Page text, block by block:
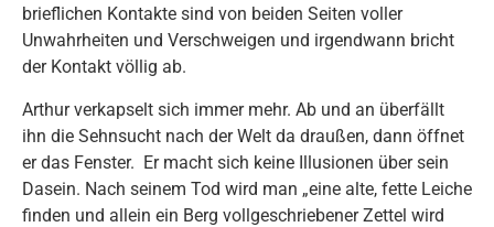
brieflichen Kontakte sind von beiden Seiten voller
Unwahrheiten und Verschweigen und irgendwann bricht
der Kontakt völlig ab.
Arthur verkapselt sich immer mehr. Ab und an überfällt
ihn die Sehnsucht nach der Welt da draußen, dann öffnet
er das Fenster. Er macht sich keine Illusionen über sein
Dasein. Nach seinem Tod wird man „eine alte, fette Leiche
finden und allein ein Berg vollgeschriebener Zettel wird